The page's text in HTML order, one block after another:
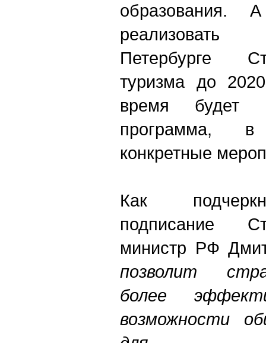
Петербурге
туризма до
время будет
программа,
конкретные
Как
подписание
министр РФ
позволит
более
возможности